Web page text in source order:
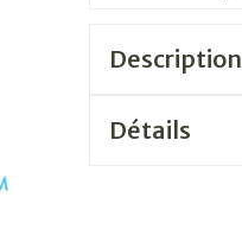
Description
Détails